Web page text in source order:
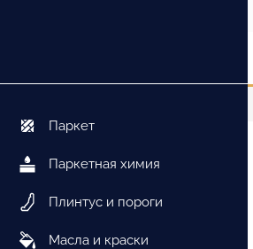
Паркет
Паркетная химия
Плинтус и пороги
Масла и краски